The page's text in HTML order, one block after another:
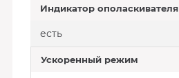
Индикатор ополаскивателя
есть
Ускоренный режим